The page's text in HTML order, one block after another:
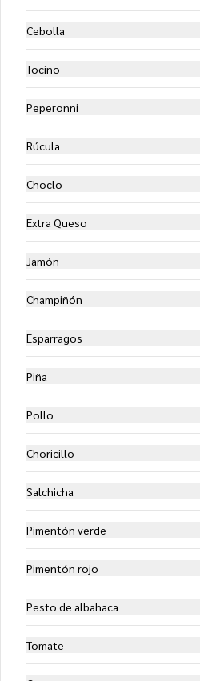
Salsa
Salsa
cebolla
Salsa
Salsa
jamón,
$10.450
Mar y
Salsa de
Cebolla
Tocino
Peperonni
Rúcula
Choclo
Extra Queso
Jamón
Champiñón
Esparragos
Piña
Pollo
Choricillo
Salchicha
Pimentón verde
Pimentón rojo
Pesto de albahaca
Tomate